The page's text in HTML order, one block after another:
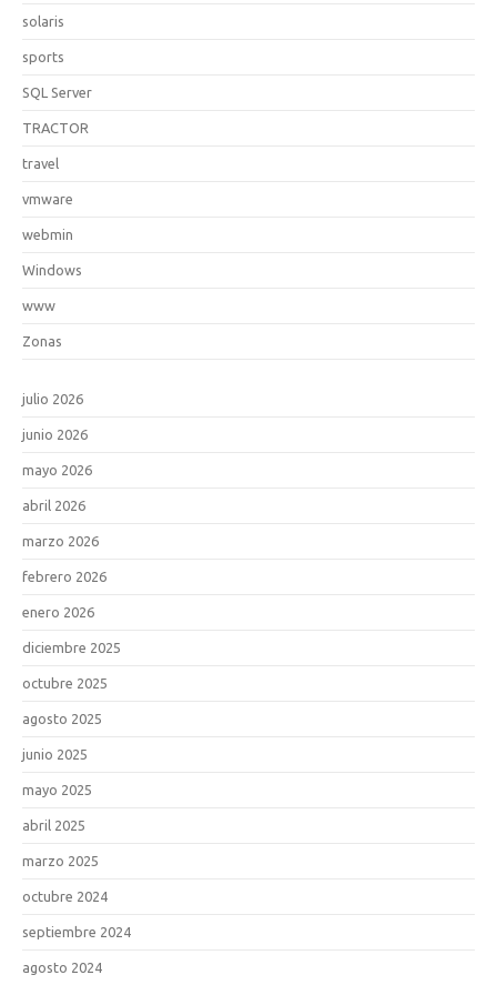
solaris
sports
SQL Server
TRACTOR
travel
vmware
webmin
Windows
www
Zonas
julio 2026
junio 2026
mayo 2026
abril 2026
marzo 2026
febrero 2026
enero 2026
diciembre 2025
octubre 2025
agosto 2025
junio 2025
mayo 2025
abril 2025
marzo 2025
octubre 2024
septiembre 2024
agosto 2024